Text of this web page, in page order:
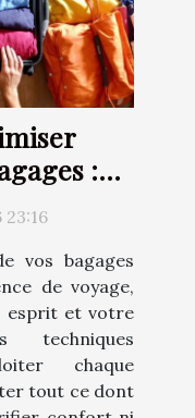
:
vos bagages
de voyage,
esprit et votre
techniques
chaque
tout ce dont